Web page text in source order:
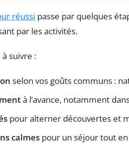
réussi passe par quelques
par les activités.
suivre :
selon vos goûts communs :
à l’avance, notamment
pour alterner découvertes et
calmes pour un séjour tout